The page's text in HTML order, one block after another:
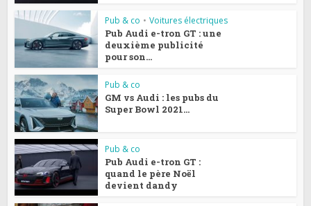
Pub & co • Voitures électriques
Pub Audi e-tron GT : une
deuxième publicité
pour son...
Pub & co
GM vs Audi : les pubs du
Super Bowl 2021...
Pub & co
Pub Audi e-tron GT :
quand le père Noël
devient dandy